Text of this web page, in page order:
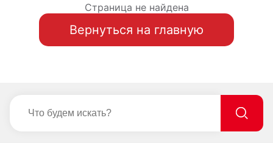
Страница не найдена
Вернуться на главную